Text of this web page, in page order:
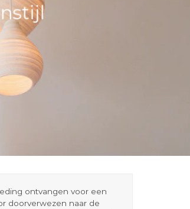
ontvangen voor een
doorverwezen naar de